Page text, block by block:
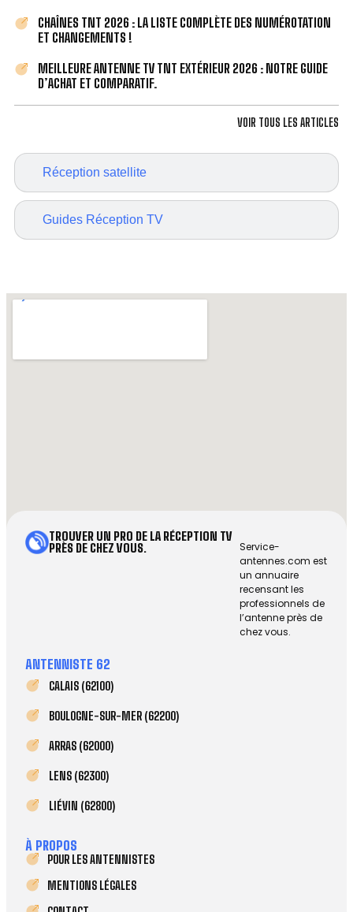
Réception satellite
Guides Réception TV
CHAÎNES TNT 2026 : LA LISTE COMPLÈTE DES NUMÉROTATION
ET CHANGEMENTS !
MEILLEURE ANTENNE TV TNT EXTÉRIEUR 2026 : NOTRE GUIDE
D’ACHAT ET COMPARATIF.
VOIR TOUS LES ARTICLES
TROUVER UN PRO DE LA RÉCEPTION TV
PRÈS DE CHEZ VOUS.
Service-
antennes.com est
un annuaire
recensant les
professionnels de
l’antenne près de
chez vous.
ANTENNISTE 62
CALAIS (62100)
BOULOGNE-SUR-MER (62200)
ARRAS (62000)
LENS (62300)
LIÉVIN (62800)
À PROPOS
POUR LES ANTENNISTES
MENTIONS LÉGALES